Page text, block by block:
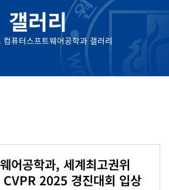
갤러리
컴퓨터스프트웨어공학과 갤러리
어공학과, 세계최고권위
CVPR 2025 경진대회 입상